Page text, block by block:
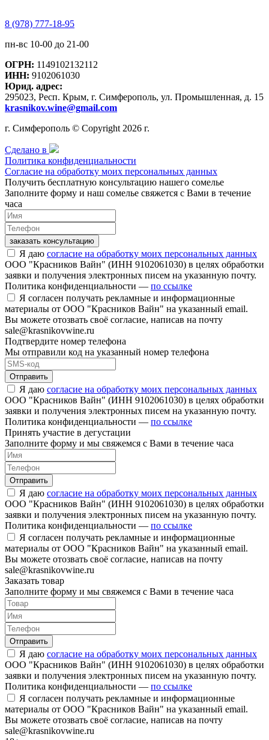
8 (978) 777-18-95
пн-вс 10-00 до 21-00
ОГРН: 1149102132112
ИНН: 9102061030
Юрид. адрес:
295023, Респ. Крым, г. Симферополь, ул. Промышленная, д. 15
krasnikov.wine@gmail.com
г. Симферополь © Copyright 2026 г.
Сделано в
Политика конфиденциальности
Согласие на обработку моих персональных данных
Получить бесплатную консультацию нашего сомелье
Заполните форму и наш сомелье свяжется с Вами в течение
часа
заказать консультацию
Я даю согласие на обработку моих персональных данных
ООО "Красников Вайн" (ИНН 9102061030) в целях обработки
заявки и получения электронных писем на указанную почту.
Политика конфиденциальности — по ссылке
Я согласен получать рекламные и информационные
материалы от ООО "Красников Вайн" на указанный email.
Вы можете отозвать своё согласие, написав на почту
sale@krasnikovwine.ru
Подтвердите номер телефона
Мы отправили код на указанный номер телефона
Отправить
Я даю согласие на обработку моих персональных данных
ООО "Красников Вайн" (ИНН 9102061030) в целях обработки
заявки и получения электронных писем на указанную почту.
Политика конфиденциальности — по ссылке
Принять участие в дегустации
Заполните форму и мы свяжемся с Вами в течение часа
Отправить
Я даю согласие на обработку моих персональных данных
ООО "Красников Вайн" (ИНН 9102061030) в целях обработки
заявки и получения электронных писем на указанную почту.
Политика конфиденциальности — по ссылке
Я согласен получать рекламные и информационные
материалы от ООО "Красников Вайн" на указанный email.
Вы можете отозвать своё согласие, написав на почту
sale@krasnikovwine.ru
Заказать товар
Заполните форму и мы свяжемся с Вами в течение часа
Отправить
Я даю согласие на обработку моих персональных данных
ООО "Красников Вайн" (ИНН 9102061030) в целях обработки
заявки и получения электронных писем на указанную почту.
Политика конфиденциальности — по ссылке
Я согласен получать рекламные и информационные
материалы от ООО "Красников Вайн" на указанный email.
Вы можете отозвать своё согласие, написав на почту
sale@krasnikovwine.ru